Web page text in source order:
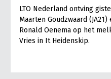
LTO Nederland ontving
Maarten Goudzwaard
Ronald Oenema op het
Vries in It Heidenskip.